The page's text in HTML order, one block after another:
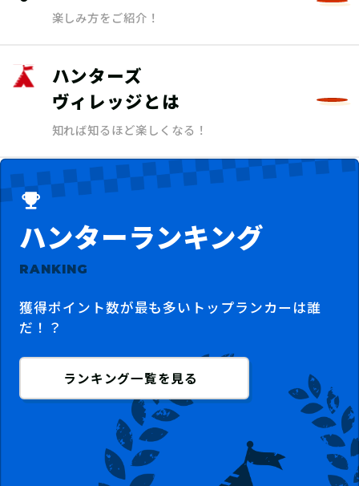
楽しみ方をご紹介！
ハンターズ
ヴィレッジとは
知れば知るほど楽しくなる！
ハンターランキング
RANKING
獲得ポイント数が最も多いトップランカーは誰
だ！？
ランキング一覧を見る